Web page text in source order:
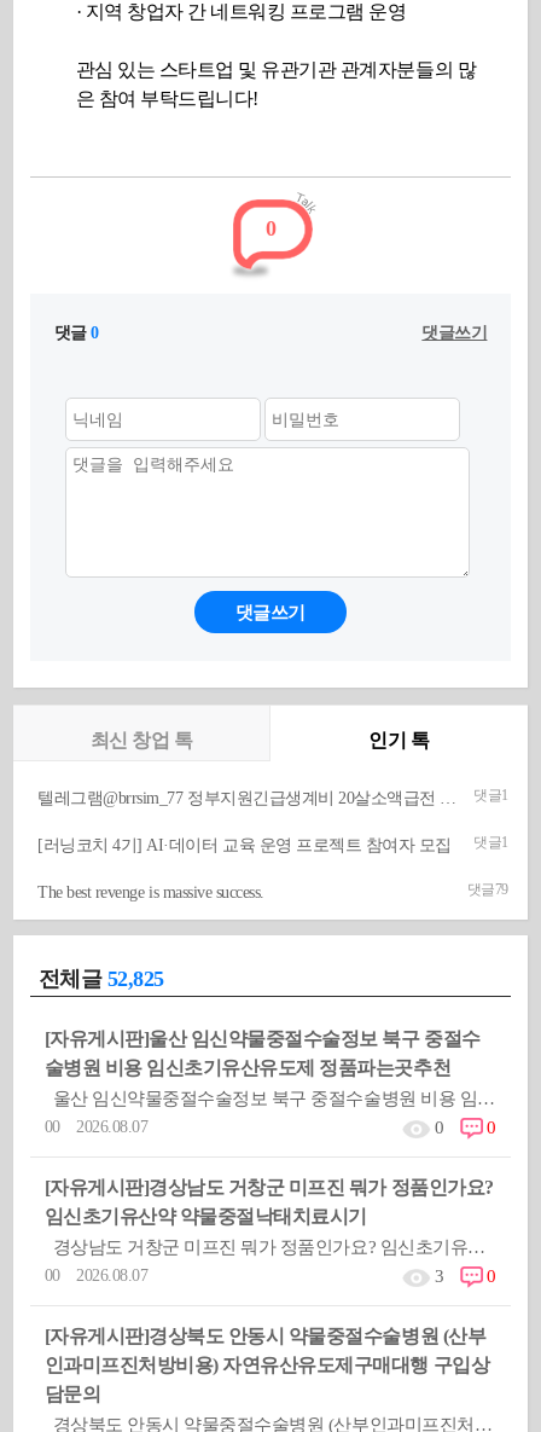
· 지역 창업자 간 네트워킹 프로그램 운영
관심 있는 스타트업 및 유관기관 관계자분들의 많
은 참여 부탁드립니다!
0
댓글0 댓글쓰기
댓글쓰기
최신 창업 톡 인기 톡
댓글1
[러닝코치 4기] AI·데이터 교육 운영 프로젝트 참여자 모집 댓글1
The best revenge is massive success. 댓글79
전체글 52,825
[자유게시판]울산 임신약물중절수술정보 북구 중절수
술병원 비용 임신초기유산유도제 정품파는곳추천
울산 임신약물중절수술정보 북구 중절수술병원 비용 임신초기유산유도제 정품파는곳추천옳지않은 피임방법을 사용했거나 피임실
00 2026.08.07 0 0
[자유게시판]경상남도 거창군 미프진 뭐가 정품인가요?
임신초기유산약 약물중절낙태치료시기
경상남도 거창군 미프진 뭐가 정품인가요? 임신초기유산약 약물중절낙태치료시기옳지않은 피임방법을 사용했거나 피임실패로
00 2026.08.07 3 0
[자유게시판]경상북도 안동시 약물중절수술병원 (산부
인과미프진처방비용) 자연유산유도제구매대행 구입상
담문의
경상북도 안동시 약물중절수술병원 (산부인과미프진처방비용) 자연유산유도제구매대행 구입상담문의옳지않은 피임방법을 사용했